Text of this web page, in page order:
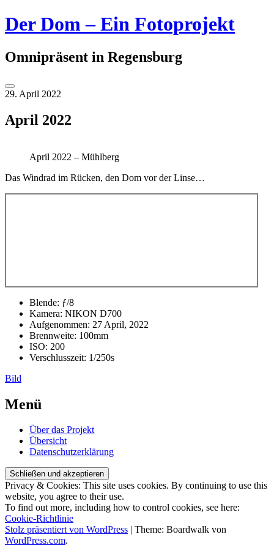
Springe
zum
Der Dom – Ein Fotoprojekt
Omnipräsent in Regensburg
Seitenleiste
umschalten
29. April 2022
April 2022
April 2022 – Mühlberg
Das Windrad im Rücken, den Dom vor der Linse…
Blende: ƒ/8
Kamera: NIKON D700
Aufgenommen: 27 April, 2022
Brennweite: 100mm
ISO: 200
Verschlusszeit: 1/250s
Bild
Bayern
Der
Dom
zu
Regensburg
DerDomzuRegensburg,
Dom,
DomStPeter,
Donau,
Erneuerbare
Energien,
Fotoprojekt,
meineoberpfalz,
meinregensburg
Navigation
2022
2022
→
Menü
Über das Projekt
Übersicht
Datenschutzerklärung
Privacy & Cookies: This site uses cookies. By continuing to use this
website, you agree to their use.
To find out more, including how to control cookies, see here:
Cookie-Richtlinie
Stolz präsentiert von WordPress | Theme: Boardwalk von
WordPress.com.